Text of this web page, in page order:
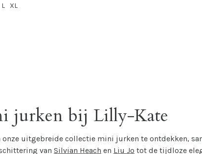
L XL
jurken bij Lilly-Kate
uitgebreide collectie mini jurken te ontdekken,
van Silvian Heach en Liu Jo tot de tijdloze